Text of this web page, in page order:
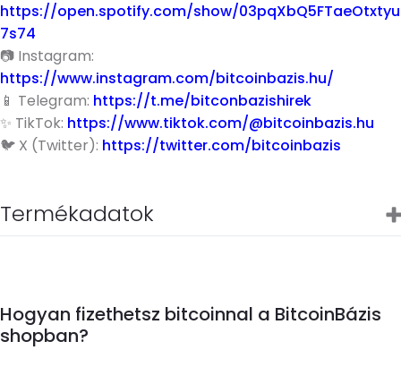
https://open.spotify.com/show/03pqXbQ5FTaeOtxtyu
7s74
📷 Instagram:
https://www.instagram.com/bitcoinbazis.hu/
📱 Telegram: https://t.me/bitconbazishirek
✨ TikTok: https://www.tiktok.com/@bitcoinbazis.hu
🐦 X (Twitter): https://twitter.com/bitcoinbazis
Termékadatok
Hogyan fizethetsz bitcoinnal a BitcoinBázis
shopban?